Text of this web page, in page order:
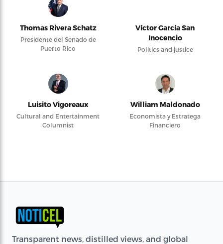
Thomas Rivera Schatz
Presidente del Senado de
Puerto Rico
Víctor García San
Inocencio
Politics and justice
Luisito Vigoreaux
Cultural and Entertainment
Columnist
William Maldonado
Economista y Estratega
Financiero
Transparent news, distilled views, and global